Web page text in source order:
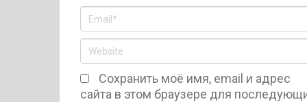
Сохранить моё имя, email и адрес
сайта в этом браузере для